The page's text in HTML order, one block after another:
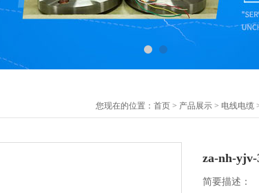
您现在的位置： 首页 > 产品展示 > 电线电缆
za-nh-
简要描述：